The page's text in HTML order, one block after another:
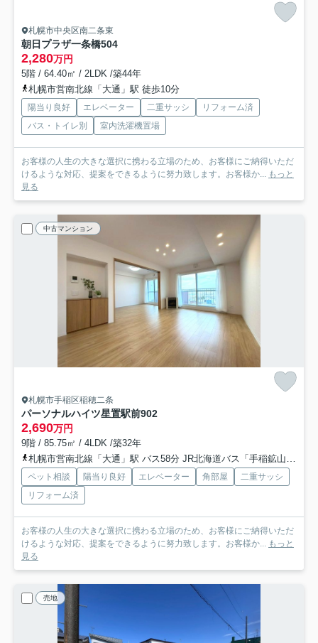
札幌市中央区南二条東
朝日プラザ一条橋504
2,280万円
5階 / 64.40㎡ / 2LDK /築44年
札幌市営南北線「大通」駅 徒歩10分
陽当り良好 エレベーター 二重サッシ
リフォーム済
バス・トイレ別
室内洗濯機置場
お客様の人生の大きな選択に携わる立場のため、お客様にご納得いただ
けるような対応、提案をできるように努力致します。お客様か... もっと
見る
中古マンション
札幌市手稲区稲穂二条
パーソナルハイツ星置駅前902
2,690万円
9階 / 85.75㎡ / 4LDK /築32年
札幌市営南北線「大通」駅 バス58分 JR北海道バス「手稲鉱山通」 停歩5分
ペット相談 陽当り良好 エレベーター 角部屋
二重サッシ
リフォーム済
お客様の人生の大きな選択に携わる立場のため、お客様にご納得いただ
けるような対応、提案をできるように努力致します。お客様か... もっと
見る
売地